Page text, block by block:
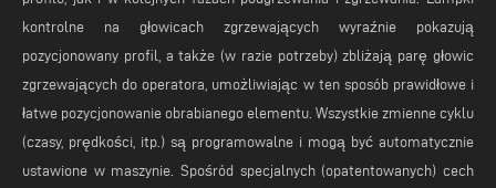
kontrolne na głowicach zgrzewających wyraźnie pokazują
pozycjonowany profil, a także (w razie potrzeby) zbliżają parę głowic
zgrzewających do operatora, umożliwiając w ten sposób prawidłowe i
łatwe pozycjonowanie obrabianego elementu. Wszystkie zmienne cyklu
(czasy, prędkości, itp.) są programowalne i mogą być automatycznie
ustawione w maszynie. Spośród specjalnych (opatentowanych) cech